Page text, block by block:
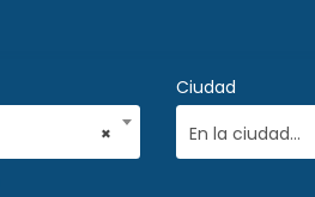
×
Ciudad
En la ciudad...